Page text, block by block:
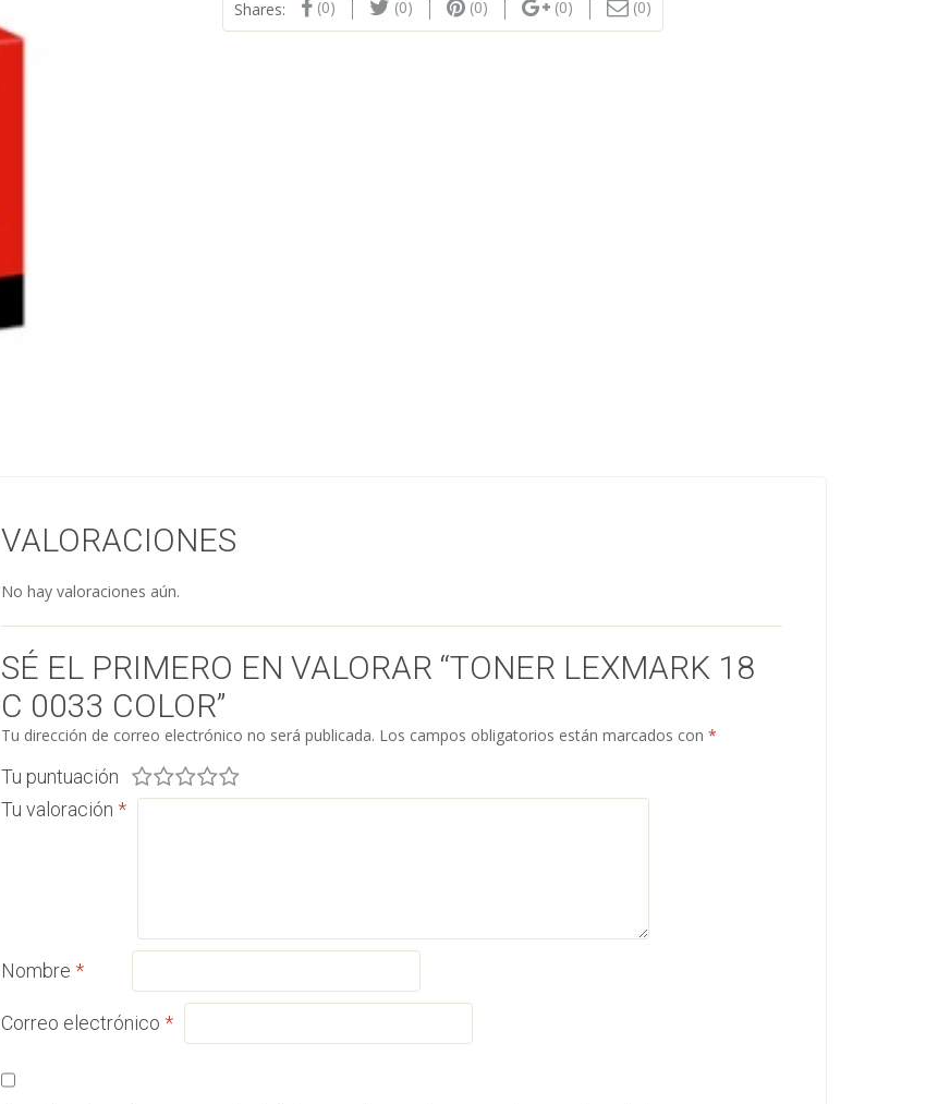
Shares: (0) (0) (0) (0) (0)
VALORACIONES
No hay valoraciones aún.
SÉ EL PRIMERO EN VALORAR “TONER LEXMARK 18
C 0033 COLOR”
Tu dirección de correo electrónico no será publicada. Los campos obligatorios están marcados con*
Tu puntuación
Tu valoración*
Nombre*
Correo electrónico*